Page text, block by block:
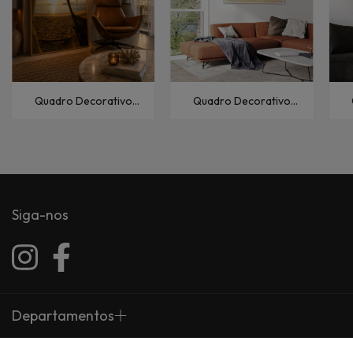
Quadro Decorativo
Quadro Decorativo
Siga-nos
Departamentos